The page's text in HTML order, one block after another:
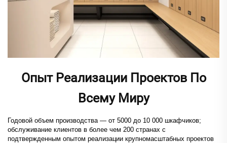
Опыт Реализации Проектов По
Всему Миру
Годовой объем производства — от 5000 до 10 000 шкафчиков;
обслуживание клиентов в более чем 200 странах с
подтвержденным опытом реализации крупномасштабных проектов